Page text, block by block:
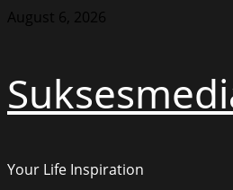
Skip
August 6, 2026
Your Life Inspiration